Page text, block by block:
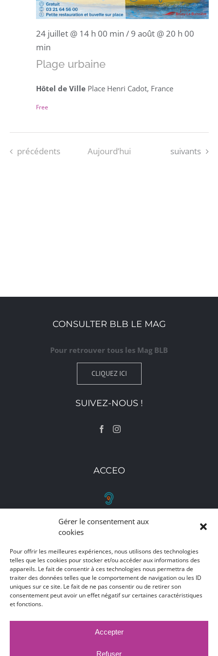
Gérer le consentement aux
cookies
Pour offrir les meilleures expériences, nous utilisons des technologies
telles que les cookies pour stocker et/ou accéder aux informations des
appareils. Le fait de consentir à ces technologies nous permettra de
traiter des données telles que le comportement de navigation ou les ID
uniques sur ce site. Le fait de ne pas consentir ou de retirer son
consentement peut avoir un effet négatif sur certaines caractéristiques
et fonctions.
Accepter
Refuser
24 juillet @ 14 h 00 min / 9 août @ 20 h 00
min
Plage urbaine
Hôtel de Ville Place Henri Cadot, France
Free
Évènements
précédents Aujourd’hui Évènements
suivants
CONSULTER BLB LE MAG
Pour retrouver tous les Mag BLB
CLIQUEZ ICI
SUIVEZ-NOUS !
ACCEO
RETROUVEZ-NOUS
Toutes nos adresses, coordonnées et horaires
d'ouverture
CLIQUEZ ICI